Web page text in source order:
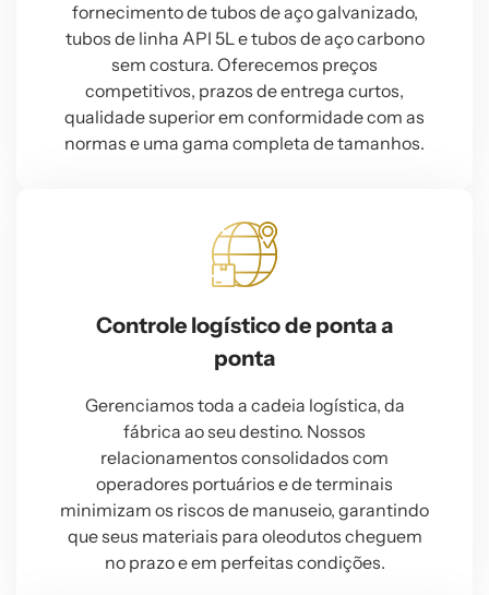
fornecimento de tubos de aço galvanizado,
tubos de linha API 5L e tubos de aço carbono
sem costura. Oferecemos preços
competitivos, prazos de entrega curtos,
qualidade superior em conformidade com as
normas e uma gama completa de tamanhos.
Controle logístico de ponta a
ponta
Gerenciamos toda a cadeia logística, da
fábrica ao seu destino. Nossos
relacionamentos consolidados com
operadores portuários e de terminais
minimizam os riscos de manuseio, garantindo
que seus materiais para oleodutos cheguem
no prazo e em perfeitas condições.